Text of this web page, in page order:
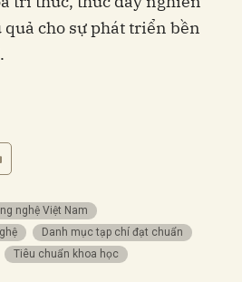
cho sự phát triển bền
nghệ Việt Nam
Danh mục tạp chí đạt chuẩn
Tiêu chuẩn khoa học